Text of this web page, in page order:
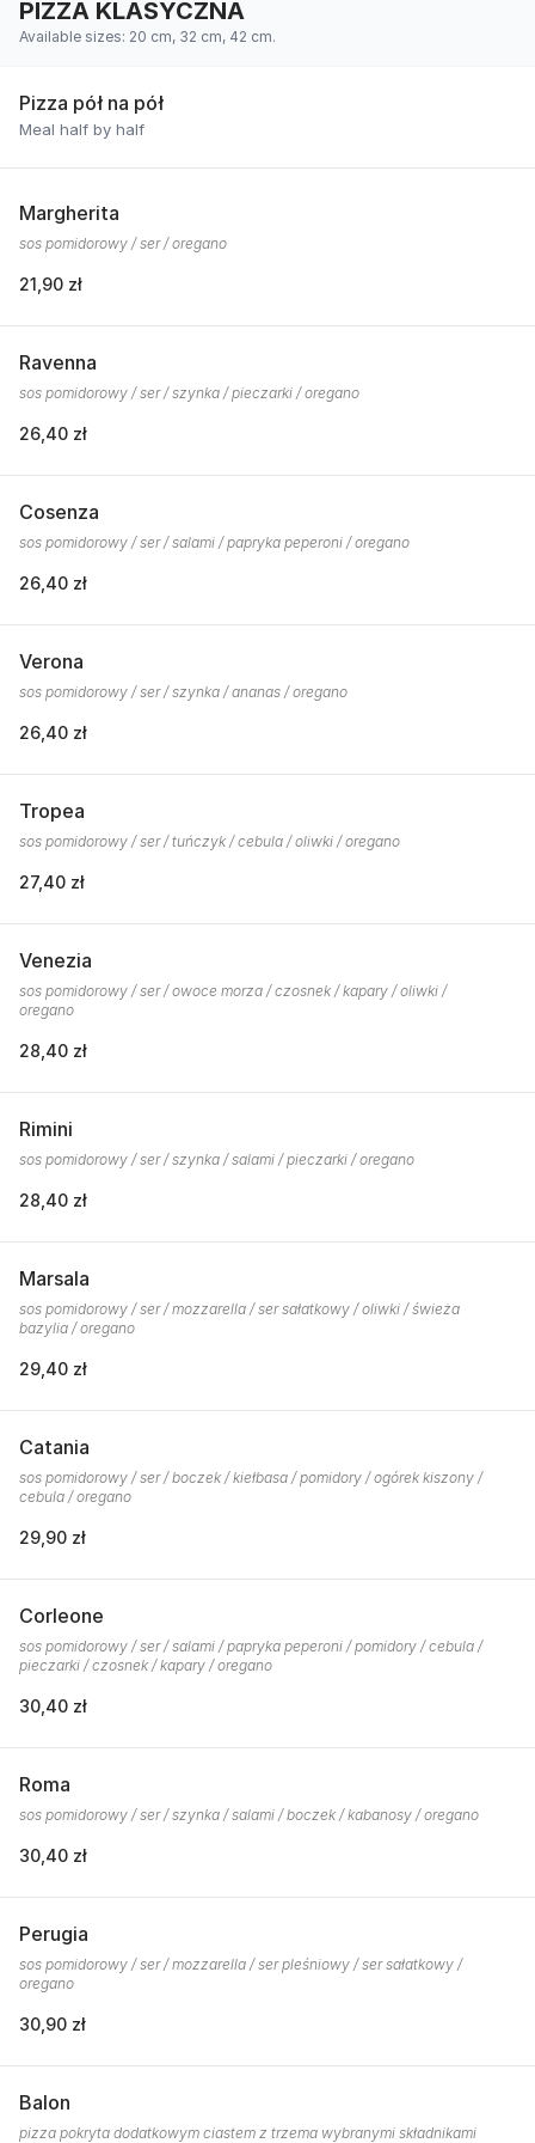
PIZZA KLASYCZNA
Available sizes: 20 cm, 32 cm, 42 cm.
Pizza pół na pół
Meal half by half
Margherita
sos pomidorowy / ser / oregano
21,90 zł
Ravenna
sos pomidorowy / ser / szynka / pieczarki / oregano
26,40 zł
Cosenza
sos pomidorowy / ser / salami / papryka peperoni / oregano
26,40 zł
Verona
sos pomidorowy / ser / szynka / ananas / oregano
26,40 zł
Tropea
sos pomidorowy / ser / tuńczyk / cebula / oliwki / oregano
27,40 zł
Venezia
sos pomidorowy / ser / owoce morza / czosnek / kapary / oliwki /
oregano
28,40 zł
Rimini
sos pomidorowy / ser / szynka / salami / pieczarki / oregano
28,40 zł
Marsala
sos pomidorowy / ser / mozzarella / ser sałatkowy / oliwki / świeża
bazylia / oregano
29,40 zł
Catania
sos pomidorowy / ser / boczek / kiełbasa / pomidory / ogórek kiszony /
cebula / oregano
29,90 zł
Corleone
sos pomidorowy / ser / salami / papryka peperoni / pomidory / cebula /
pieczarki / czosnek / kapary / oregano
30,40 zł
Roma
sos pomidorowy / ser / szynka / salami / boczek / kabanosy / oregano
30,40 zł
Perugia
sos pomidorowy / ser / mozzarella / ser pleśniowy / ser sałatkowy /
oregano
30,90 zł
Balon
pizza pokryta dodatkowym ciastem z trzema wybranymi składnikami